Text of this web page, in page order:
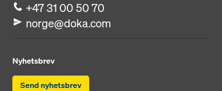
+47 31 00 50 70
norge@doka.com
Nyhetsbrev
Send nyhetsbrev